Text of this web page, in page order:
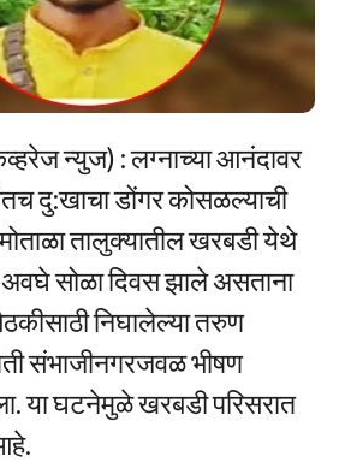
न्युज) : लग्नाच्या आनंदावर
दु:खाचा डोंगर कोसळल्याची
तालुक्यातील खरबडी येथे
सोळा दिवस झाले असताना
निघालेल्या तरुण
संभाजीनगरजवळ भीषण
या घटनेमुळे खरबडी परिसरात